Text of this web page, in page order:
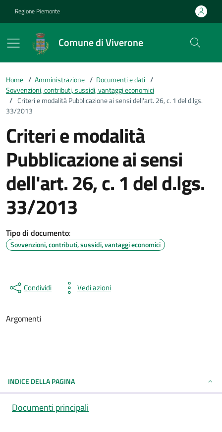
Regione Piemonte
Comune di Viverone
Home / Amministrazione / Documenti e dati /
Sovvenzioni, contributi, sussidi, vantaggi economici
/ Criteri e modalità Pubblicazione ai sensi dell'art. 26, c. 1 del d.lgs.
33/2013
Criteri e modalità
Pubblicazione ai sensi
dell'art. 26, c. 1 del d.lgs.
33/2013
Tipo di documento:
Sovvenzioni, contributi, sussidi, vantaggi economici
Condividi Vedi azioni
Argomenti
INDICE DELLA PAGINA
Documenti principali